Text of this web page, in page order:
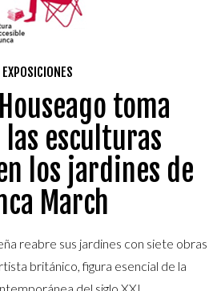
EXPOSICIONES
toma
esculturas
los jardines de
March
reabre sus jardines con siete obras
británico, figura esencial de la